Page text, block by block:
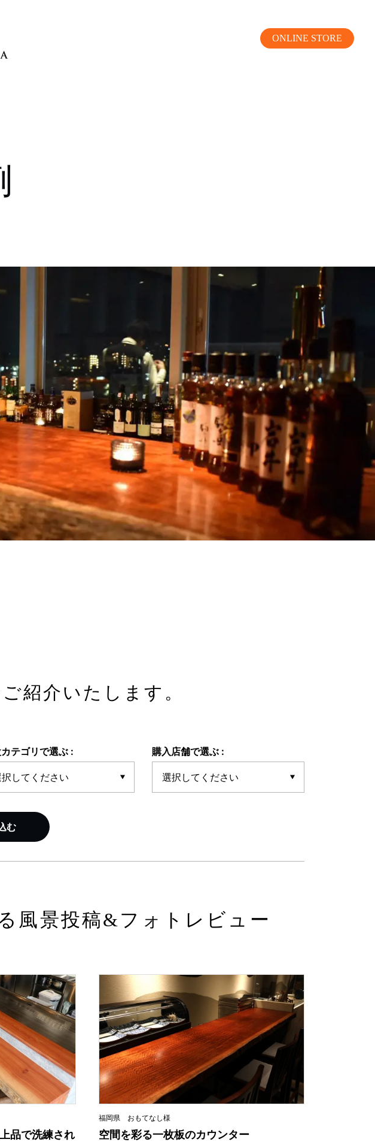
ONLINE STORE
コーディネート集
INFORMATION
EVENT
BLOG
メディア美術協力実績
工務店様・設計会社様向けお問い合わせ
一枚板買い取りに関して
ご紹介いたします。
テゴリで選ぶ : 購入店舗で選ぶ :
む
風景投稿&フォトレビュー
品で洗練され
福岡県 おもてなし様
空間を彩る一枚板のカウンター